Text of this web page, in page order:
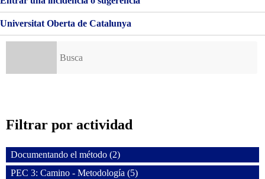
Universitat Oberta de Catalunya
Filtrar por actividad
Documentando el método (2)
PEC 3: Camino - Metodología (5)